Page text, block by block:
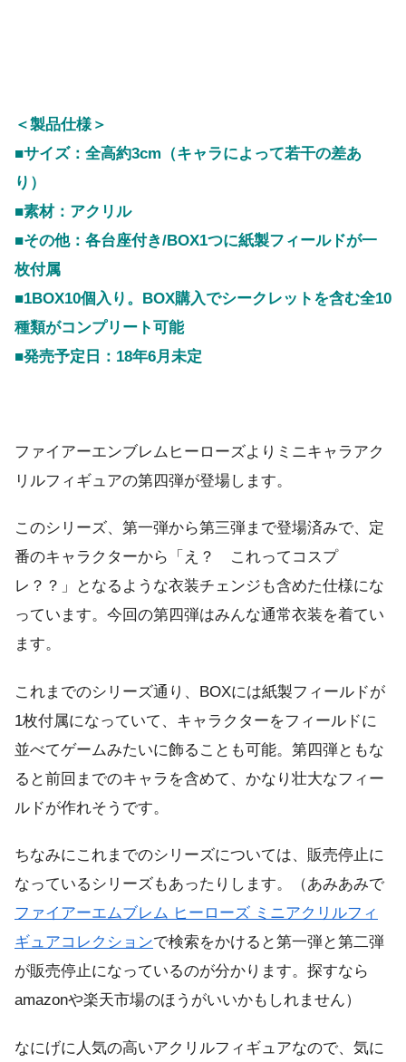
＜製品仕様＞
■サイズ：全高約3cm（キャラによって若干の差あ
り）
■素材：アクリル
■その他：各台座付き/BOX1つに紙製フィールドが一
枚付属
■1BOX10個入り。BOX購入でシークレットを含む全10
種類がコンプリート可能
■発売予定日：18年6月未定
ファイアーエンブレムヒーローズよりミニキャラアク
リルフィギュアの第四弾が登場します。
このシリーズ、第一弾から第三弾まで登場済みで、定
番のキャラクターから「え？ これってコスプ
レ？？」となるような衣装チェンジも含めた仕様にな
っています。今回の第四弾はみんな通常衣装を着てい
ます。
これまでのシリーズ通り、BOXには紙製フィールドが
1枚付属になっていて、キャラクターをフィールドに
並べてゲームみたいに飾ることも可能。第四弾ともな
ると前回までのキャラを含めて、かなり壮大なフィー
ルドが作れそうです。
ちなみにこれまでのシリーズについては、販売停止に
なっているシリーズもあったりします。（あみあみで
ファイアーエムブレム ヒーローズ ミニアクリルフィ
ギュアコレクションで検索をかけると第一弾と第二弾
が販売停止になっているのが分かります。探すなら
amazonや楽天市場のほうがいいかもしれません）
なにげに人気の高いアクリルフィギュアなので、気に